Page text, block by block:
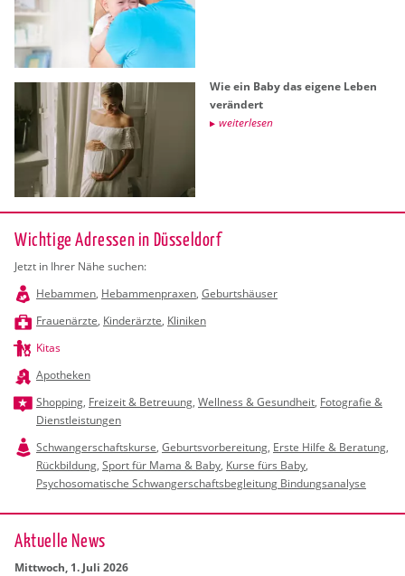
Wie ein Baby das ei­ge­ne Leben
ver­än­dert
wei­ter­le­sen
Wichtige Adressen in Düsseldorf
Jetzt in Ihrer Nähe suchen:
Hebammen, Hebammenpraxen, Geburtshäuser
Frauenärzte, Kinderärzte, Kliniken
Kitas
Apotheken
Shopping, Freizeit & Betreuung, Wellness & Gesundheit, Fotografie &
Dienstleistungen
Schwangerschaftskurse, Geburtsvorbereitung, Erste Hilfe & Beratung,
Rückbildung, Sport für Mama & Baby, Kurse fürs Baby,
Psychosomatische Schwangerschaftsbegleitung Bindungsanalyse
Ak­tu­el­le News
Mitt­woch, 1. Juli 2026